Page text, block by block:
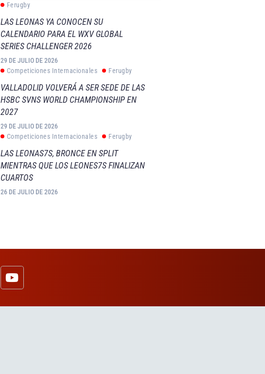
Ferugby
LAS LEONAS YA CONOCEN SU
CALENDARIO PARA EL WXV GLOBAL
SERIES CHALLENGER 2026
29 DE JULIO DE 2026
Competiciones Internacionales
Ferugby
VALLADOLID VOLVERÁ A SER SEDE DE LAS
HSBC SVNS WORLD CHAMPIONSHIP EN
2027
29 DE JULIO DE 2026
Competiciones Internacionales
Ferugby
LAS LEONAS7S, BRONCE EN SPLIT
MIENTRAS QUE LOS LEONES7S FINALIZAN
CUARTOS
26 DE JULIO DE 2026